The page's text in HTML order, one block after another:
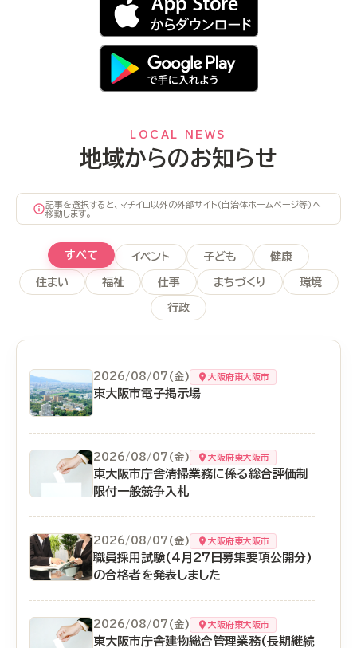
LOCAL NEWS
地域からのお知らせ
記事を選択すると、マチイロ以外の外部サイト（自治体ホームページ等）へ
移動します。
すべて イベント 子ども 健康
住まい 福祉 仕事 まちづくり 環境
行政
2026/08/07(金) 大阪府東大阪市
東大阪市電子掲示場
2026/08/07(金) 大阪府東大阪市
東大阪市庁舎清掃業務に係る総合評価制
限付一般競争入札
2026/08/07(金) 大阪府東大阪市
職員採用試験(4月27日募集要項公開分)
の合格者を発表しました
2026/08/07(金) 大阪府東大阪市
東大阪市庁舎建物総合管理業務(長期継続